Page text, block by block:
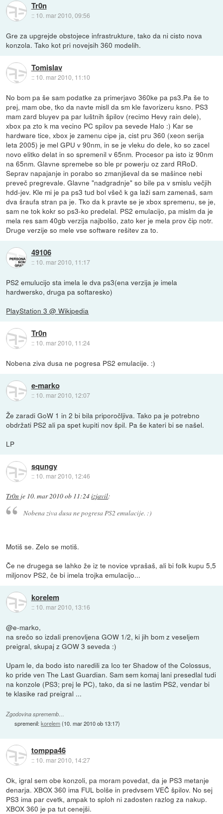
Tr0n
:: 10. mar 2010, 09:56
Gre za upgrejde obstojece infrastrukture, tako da ni cisto nova
konzola. Tako kot pri novejsih 360 modelih.
Tomislav
:: 10. mar 2010, 11:10
No bom pa še sam podatke za primerjavo 360ke pa ps3.Pa še to
prej, mam obe, tko da navte misll da sm kle favorizeru ksno. PS3
mam zard bluyev pa par luštnih špilov (recimo Hevy rain dele),
xbox pa zto k ma vecino PC spilov pa sevede Halo :) Kar se
hardware tice, xbox je zamenu cipe ja, cist pru 360 (xeon serija
leta 2005) je mel GPU v 90nm, in se je vleku do dele, ko so zacel
novo elitko delat in so spremenil v 65nm. Procesor pa isto iz 90nm
na 65nm. Glavne spremebe so ble pr powerju oz zard RRoD.
Seprav napajanje in porabo so zmanjševal da se mašince nebi
preveč pregrevale. Glavne "nadgradnje" so bile pa v smislu večjih
hdd-jev. Kle mi je pa ps3 tud bol všeč k ga laži sam zamenaš, sam
dva šraufa stran pa je. Tko da k pravte se je xbox spremenu, se je,
sam ne tok kokr so ps3-ko predelal. PS2 emulacijo, pa mislm da je
mela res sam 40gb verzija najbolšo, zato ker je mela prov čip notr.
Druge verzije so mele vse software rešitev za to.
49106
:: 10. mar 2010, 11:17
PS2 emulucijo sta imela le dva ps3(ena verzija je imela
hardwersko, druga pa softaresko)
PlayStation 3 @ Wikipedia
Tr0n
:: 10. mar 2010, 11:24
Nobena ziva dusa ne pogresa PS2 emulacije. :)
e-marko
:: 10. mar 2010, 12:07
Že zaradi GoW 1 in 2 bi bila priporočljiva. Tako pa je potrebno
obdržati PS2 ali pa spet kupiti nov špil. Pa še kateri bi se našel.
LP
squngy
:: 10. mar 2010, 12:46
Tr0n je 10. mar 2010 ob 11:24izjavil:
Nobena ziva dusa ne pogresa PS2 emulacije. :)
Motiš se. Zelo se motiš.
Če ne drugega se lahko že iz te novice vprašaš, ali bi folk kupu 5,5
miljonov PS2, če bi imela trojka emulacijo...
korelem
:: 10. mar 2010, 13:16
@e-marko,
na srečo so izdali prenovljena GOW 1/2, ki jih bom z veseljem
preigral, skupaj z GOW 3 seveda :)
Upam le, da bodo isto naredili za Ico ter Shadow of the Colossus,
ko pride ven The Last Guardian. Sam sem komaj lani presedlal tudi
na konzole (PS3; prej le PC), tako, da si ne lastim PS2, vendar bi
te klasike rad preigral ...
Zgodovina sprememb…
spremenil:korelem(10. mar 2010 ob 13:17)
tomppa46
:: 10. mar 2010, 14:27
Ok, igral sem obe konzoli, pa moram povedat, da je PS3 metanje
denarja. XBOX 360 ima FUL bolše in predvsem VEČ špilov. No sej
PS3 ima par cvetk, ampak to sploh ni zadosten razlog za nakup.
XBOX 360 je pa tut cenejši.